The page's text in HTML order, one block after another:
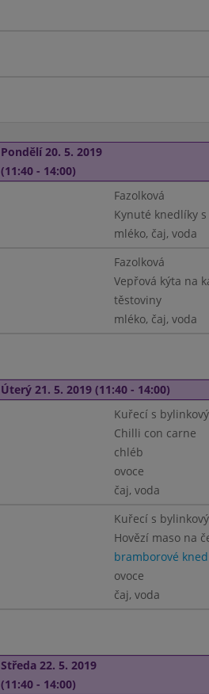
Pondělí 20. 5. 2019
(11:40 - 14:00)
Fazolková
Kynuté knedlíky
mléko, čaj, voda
Fazolková
Vepřová kýta na
těstoviny
mléko, čaj, voda
Úterý 21. 5. 2019 (11:40 - 14:00)
Kuřecí s
Chilli con carne
chléb
ovoce
čaj, voda
Kuřecí s
Hovězí maso na
bramborové
ovoce
čaj, voda
Středa 22. 5. 2019
(11:40 - 14:00)